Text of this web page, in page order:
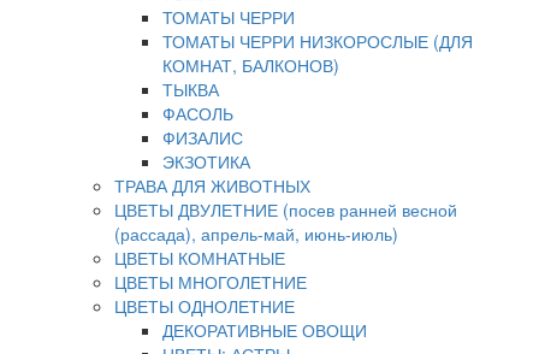
ТОМАТЫ ЧЕРРИ
ТОМАТЫ ЧЕРРИ НИЗКОРОСЛЫЕ (ДЛЯ
КОМНАТ, БАЛКОНОВ)
ТЫКВА
ФАСОЛЬ
ФИЗАЛИС
ЭКЗОТИКА
ТРАВА ДЛЯ ЖИВОТНЫХ
ЦВЕТЫ ДВУЛЕТНИЕ (посев ранней весной
(рассада), апрель-май, июнь-июль)
ЦВЕТЫ КОМНАТНЫЕ
ЦВЕТЫ МНОГОЛЕТНИЕ
ЦВЕТЫ ОДНОЛЕТНИЕ
ДЕКОРАТИВНЫЕ ОВОЩИ